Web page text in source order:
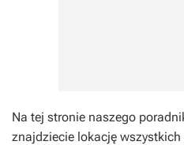
Na tej stronie naszego
znajdziecie lokację